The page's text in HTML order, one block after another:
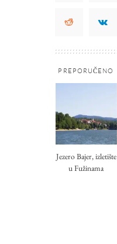
PREPORUČENO
Jezero Bajer, izletište
u Fužinama